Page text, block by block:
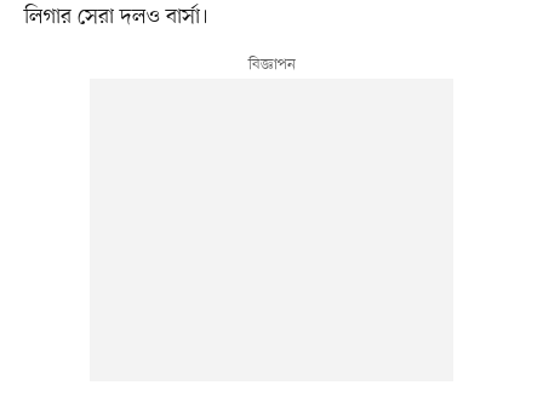
লিগার সেরা দলও বার্সা।